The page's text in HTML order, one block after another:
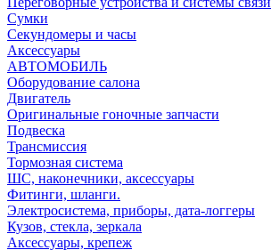
Сумки
Секундомеры и часы
Аксессуары
АВТОМОБИЛЬ
Оборудование салона
Двигатель
Оригинальные гоночные запчасти
Подвеска
Трансмиссия
Тормозная система
ШС, наконечники, аксессуары
Фитинги, шланги.
Электросистема, приборы, дата-логгеры
Кузов, стекла, зеркала
Аксессуары, крепеж